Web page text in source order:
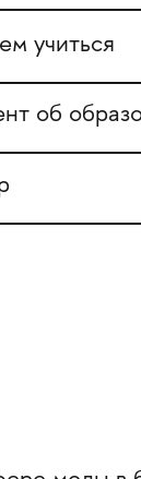
учиться
об